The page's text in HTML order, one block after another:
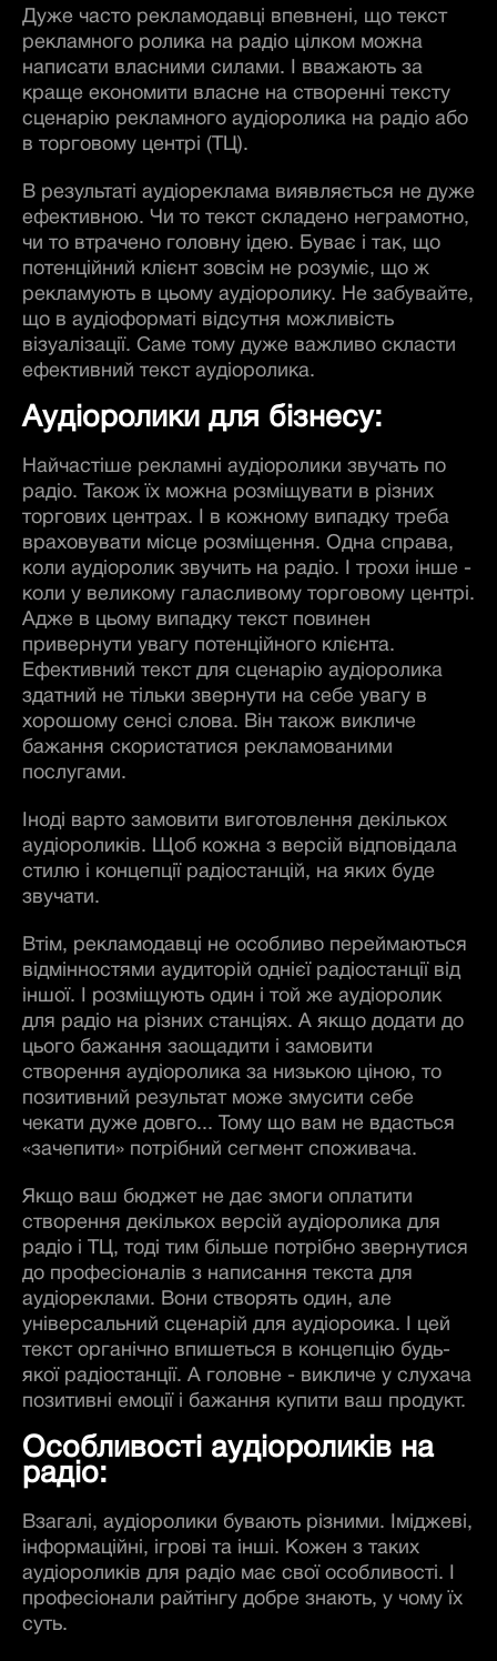
Дуже часто рекламодавці впевнені, що текст
рекламного ролика на радіо цілком можна
написати власними силами. І вважають за
краще економити власне на створенні тексту
сценарію рекламного аудіоролика на радіо або
в торговому центрі (ТЦ).
В результаті аудіореклама виявляється не дуже
ефективною. Чи то текст складено неграмотно,
чи то втрачено головну ідею. Буває і так, що
потенційний клієнт зовсім не розуміє, що ж
рекламують в цьому аудіоролику. Не забувайте,
що в аудіоформаті відсутня можливість
візуалізації. Саме тому дуже важливо скласти
ефективний текст аудіоролика.
Аудіоролики для бізнесу:
Найчастіше рекламні аудіоролики звучать по
радіо. Також їх можна розміщувати в різних
торгових центрах. І в кожному випадку треба
враховувати місце розміщення. Одна справа,
коли аудіоролик звучить на радіо. І трохи інше -
коли у великому галасливому торговому центрі.
Адже в цьому випадку текст повинен
привернути увагу потенційного клієнта.
Ефективний текст для сценарію аудіоролика
здатний не тільки звернути на себе увагу в
хорошому сенсі слова. Він також викличе
бажання скористатися рекламованими
послугами.
Іноді варто замовити виготовлення декількох
аудіороликів. Щоб кожна з версій відповідала
стилю і концепції радіостанцій, на яких буде
звучати.
Втім, рекламодавці не особливо переймаються
відмінностями аудиторій однієї радіостанції від
іншої. І розміщують один і той же аудіоролик
для радіо на різних станціях. А якщо додати до
цього бажання заощадити і замовити
створення аудіоролика за низькою ціною, то
позитивний результат може змусити себе
чекати дуже довго... Тому що вам не вдасться
«зачепити» потрібний сегмент споживача.
Якщо ваш бюджет не дає змоги оплатити
створення декількох версій аудіоролика для
радіо і ТЦ, тоді тим більше потрібно звернутися
до професіоналів з написання текста для
аудіореклами. Вони створять один, але
універсальний сценарій для аудіороика. І цей
текст органічно впишеться в концепцію будь-
якої радіостанції. А головне - викличе у слухача
позитивні емоції і бажання купити ваш продукт.
Особливості аудіороликів на
радіо:
Взагалі, аудіоролики бувають різними. Іміджеві,
інформаційні, ігрові та інші. Кожен з таких
аудіороликів для радіо має свої особливості. І
професіонали райтінгу добре знають, у чому їх
суть.